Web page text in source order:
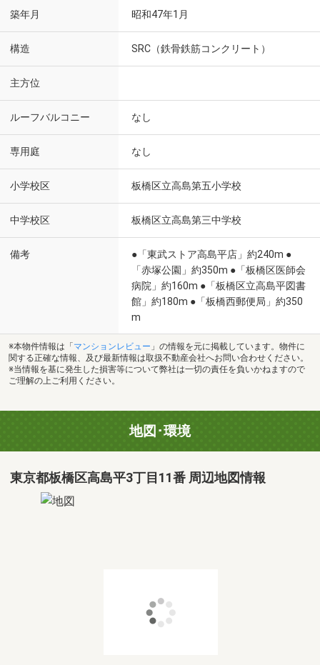
築年月 昭和47年1月
構造 SRC（鉄骨鉄筋コンクリート）
主方位
ルーフバルコニー なし
専用庭 なし
小学校区 板橋区立高島第五小学校
中学校区 板橋区立高島第三中学校
備考
●「東武ストア高島平店」約240m ●
「赤塚公園」約350m ●「板橋区医師会
病院」約160m ●「板橋区立高島平図書
館」約180m ●「板橋西郵便局」約350
m
※本物件情報は「 マンションレビュー 」の情報を元に掲載しています。物件に
関する正確な情報、及び最新情報は取扱不動産会社へお問い合わせください。
※当情報を基に発生した損害等について弊社は一切の責任を負いかねますので
ご理解の上ご利用ください。
地図･環境
東京都板橋区高島平3丁目11番 周辺地図情報